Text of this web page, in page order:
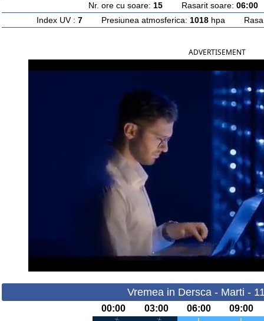
Nr. ore cu soare: 15Rasarit soare: 06:00
Index UV : 7Presiunea atmosferica: 1018hpa
ADVERTISEMENT
Vremea in Dersca - Marti -
00:00 03:00 06:00 09:00